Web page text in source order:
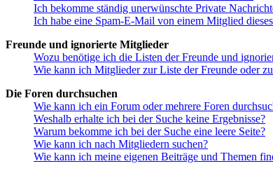
Ich bekomme ständig unerwünschte Private
Ich habe eine Spam-E-Mail von einem Mitglied
Freunde und ignorierte Mitglieder
Wozu benötige ich die Listen der Freunde und
Wie kann ich Mitglieder zur Liste der Freunde oder
Die Foren durchsuchen
Wie kann ich ein Forum oder mehrere Foren
Weshalb erhalte ich bei der Suche keine Ergebnisse?
Warum bekomme ich bei der Suche eine leere Seite?
Wie kann ich nach Mitgliedern suchen?
Wie kann ich meine eigenen Beiträge und Themen